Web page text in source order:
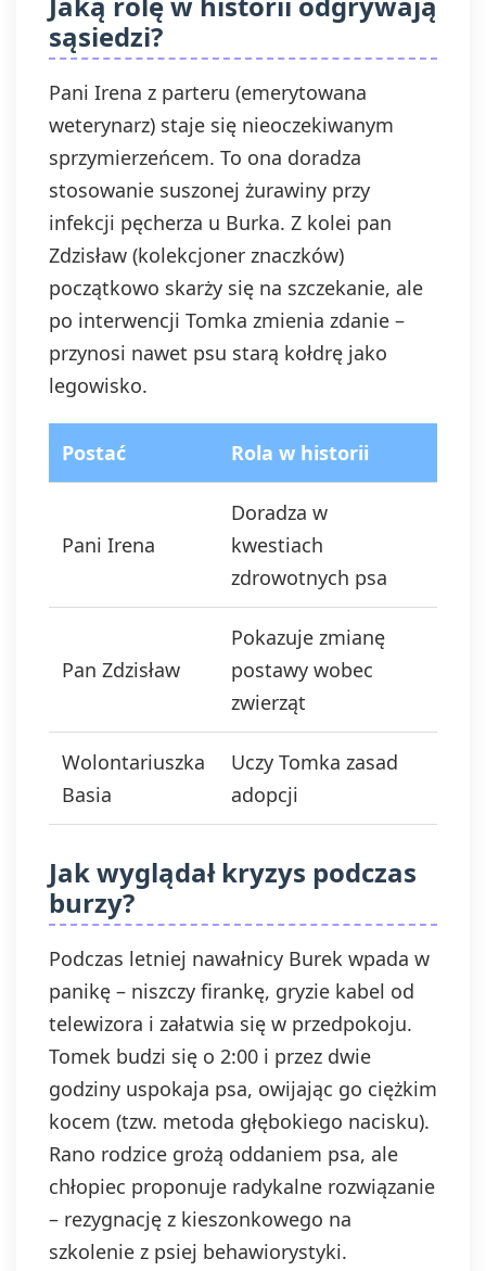
sąsiedzi?
Pani Irena z parteru (emerytowana
weterynarz) staje się nieoczekiwanym
sprzymierzeńcem. To ona doradza
stosowanie suszonej żurawiny przy
infekcji pęcherza u Burka. Z kolei pan
Zdzisław (kolekcjoner znaczków)
początkowo skarży się na szczekanie, ale
po interwencji Tomka zmienia zdanie –
przynosi nawet psu starą kołdrę jako
legowisko.
Postać Rola w historii
Pani Irena
Doradza w
kwestiach
zdrowotnych psa
Pan Zdzisław
Pokazuje zmianę
postawy wobec
zwierząt
Wolontariuszka
Basia
Uczy Tomka zasad
adopcji
Jak wyglądał kryzys podczas
burzy?
Podczas letniej nawałnicy Burek wpada w
panikę – niszczy firankę, gryzie kabel od
telewizora i załatwia się w przedpokoju.
Tomek budzi się o 2:00 i przez dwie
godziny uspokaja psa, owijając go ciężkim
kocem (tzw. metoda głębokiego nacisku).
Rano rodzice grożą oddaniem psa, ale
chłopiec proponuje radykalne rozwiązanie
– rezygnację z kieszonkowego na
szkolenie z psiej behawiorystyki.